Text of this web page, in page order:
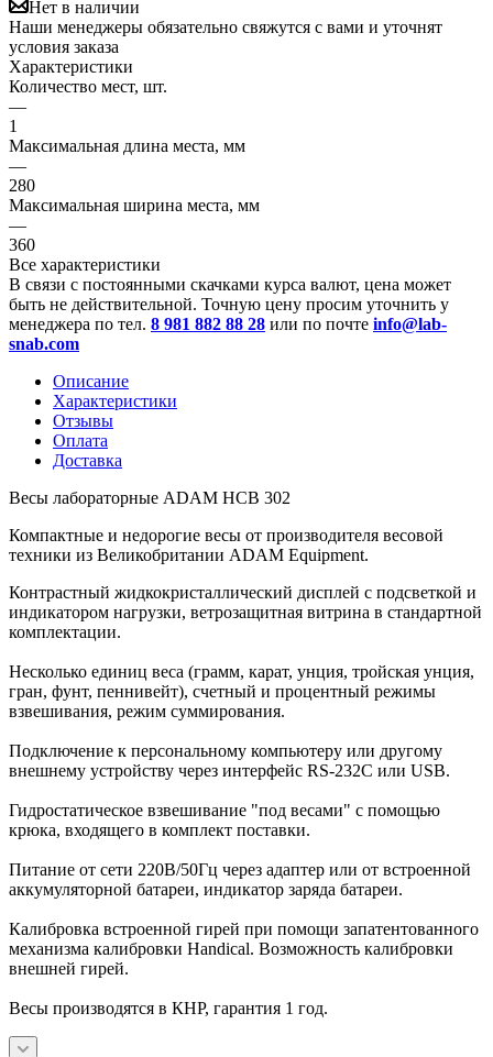
Нет в наличии
Наши менеджеры обязательно свяжутся с вами и уточнят
условия заказа
Характеристики
Количество мест, шт.
—
1
Максимальная длина места, мм
—
280
Максимальная ширина места, мм
—
360
Все характеристики
В связи с постоянными скачками курса валют, цена может
быть не действительной. Точную цену просим уточнить у
менеджера по тел. 8 981 882 88 28 или по почте info@lab-
snab.com
Описание
Характеристики
Отзывы
Оплата
Доставка
Весы лабораторные ADAM HCB 302
Компактные и недорогие весы от производителя весовой
техники из Великобритании ADAM Equipment.
Контрастный жидкокристаллический дисплей с подсветкой и
индикатором нагрузки, ветрозащитная витрина в стандартной
комплектации.
Несколько единиц веса (грамм, карат, унция, тройская унция,
гран, фунт, пеннивейт), счетный и процентный режимы
взвешивания, режим суммирования.
Подключение к персональному компьютеру или другому
внешнему устройству через интерфейс RS-232C или USB.
Гидростатическое взвешивание "под весами" с помощью
крюка, входящего в комплект поставки.
Питание от сети 220В/50Гц через адаптер или от встроенной
аккумуляторной батареи, индикатор заряда батареи.
Калибровка встроенной гирей при помощи запатентованного
механизма калибровки Handical. Возможность калибровки
внешней гирей.
Весы производятся в КНР, гарантия 1 год.